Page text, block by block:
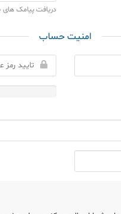
دریافت پیامک های
امنیت حساب